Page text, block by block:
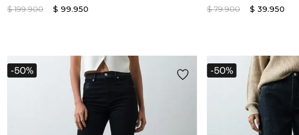
$199.900 $ 99.950
$79.900 $ 39.950